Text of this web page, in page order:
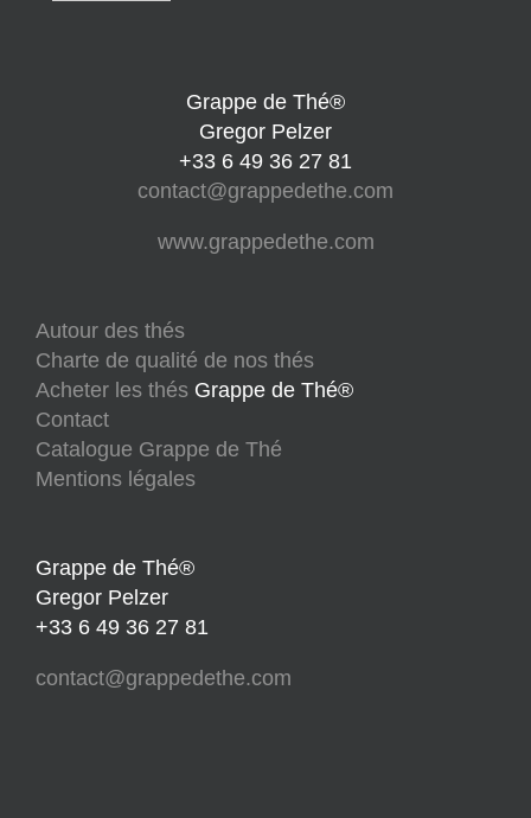
Grappe de Thé®
Gregor Pelzer
+33 6 49 36 27 81
contact@grappedethe.com
www.grappedethe.com
Autour des thés
Charte de qualité de nos thés
Acheter les thés Grappe de Thé®
Contact
Catalogue Grappe de Thé
Mentions légales
Grappe de Thé®
Gregor Pelzer
+33 6 49 36 27 81
contact@grappedethe.com